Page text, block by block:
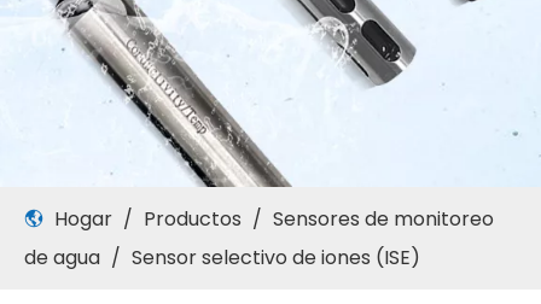
Hogar / Productos / Sensores de monitoreo
de agua / Sensor selectivo de iones (ISE)